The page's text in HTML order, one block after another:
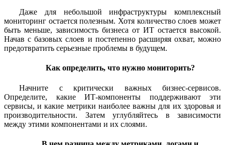
Даже для небольшой инфраструктуры комплексный
мониторинг остается полезным. Хотя количество слоев может
быть меньше, зависимость бизнеса от ИТ остается высокой.
Начав с базовых слоев и постепенно расширяя охват, можно
предотвратить серьезные проблемы в будущем.
Как определить, что нужно мониторить?
Начните с критически важных бизнес-сервисов.
Определите, какие ИТ-компоненты поддерживают эти
сервисы, и какие метрики наиболее важны для их здоровья и
производительности. Затем углубляйтесь в зависимости
между этими компонентами и их слоями.